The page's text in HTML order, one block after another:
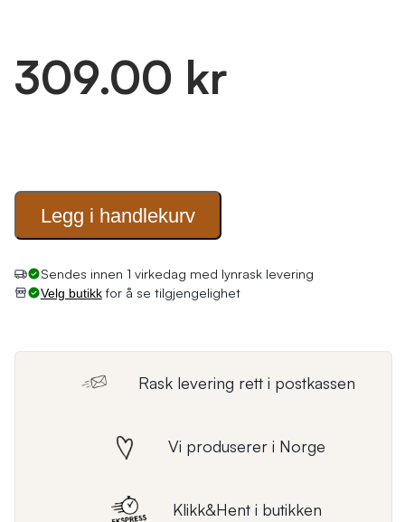
309.00 kr
Legg i handlekurv
Sendes innen 1 virkedag med lynrask levering
Velg butikkfor å se tilgjengelighet
Rask levering rett i postkassen
Vi produserer i Norge
Klikk&Hent i butikken